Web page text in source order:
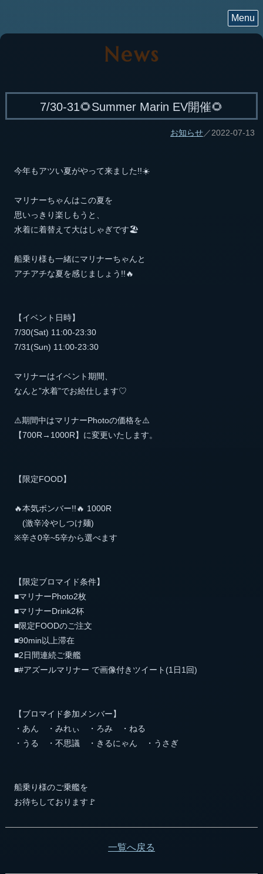
Menu
News
7/30-31🌻Summer Marin EV開催🌻
お知らせ／2022-07-13
今年もアツい夏がやって来ました!!☀️
マリナーちゃんはこの夏を
思いっきり楽しもうと、
水着に着替えて大はしゃぎです🏖
船乗り様も一緒にマリナーちゃんと
アチアチな夏を感じましょう!!🔥
【イベント日時】
7/30(Sat) 11:00-23:30
7/31(Sun) 11:00-23:30
マリナーはイベント期間、
なんと”水着”でお給仕します♡
⚠️期間中はマリナーPhotoの価格を⚠️
【700R→1000R】に変更いたします。
【限定FOOD】
🔥本気ボンバー!!🔥 1000R
(激辛冷やしつけ麺)
※辛さ0辛~5辛から選べます
【限定ブロマイド条件】
■マリナーPhoto2枚
■マリナーDrink2杯
■限定FOODのご注文
■90min以上滞在
■2日間連続ご乗艦
■#アズールマリナー で画像付きツイート(1日1回)
【ブロマイド参加メンバー】
・あん ・みれぃ ・ろみ ・ねる
・うる ・不思議 ・きるにゃん ・うさぎ
船乗り様のご乗艦を
お待ちしております🚩
一覧へ戻る